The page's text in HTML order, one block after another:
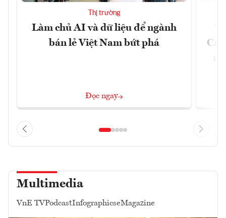
Thị trường
Làm chủ AI và dữ liệu để ngành
bán lẻ Việt Nam bứt phá
Đọc ngay
Multimedia
VnE TVPodcastInfographicseMagazine